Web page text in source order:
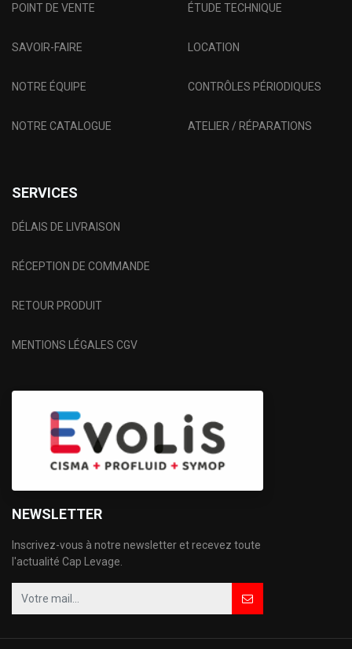
POINT DE VENTE
SAVOIR-FAIRE
NOTRE ÉQUIPE
NOTRE CATALOGUE
ÉTUDE TECHNIQUE
LOCATION
CONTRÔLES PÉRIODIQUES
ATELIER / RÉPARATIONS
SERVICES
DÉLAIS DE LIVRAISON
RÉCEPTION DE COMMANDE
RETOUR PRODUIT
MENTIONS LÉGALES CGV
NEWSLETTER
Inscrivez-vous à notre newsletter et recevez toute
l'actualité Cap Levage.